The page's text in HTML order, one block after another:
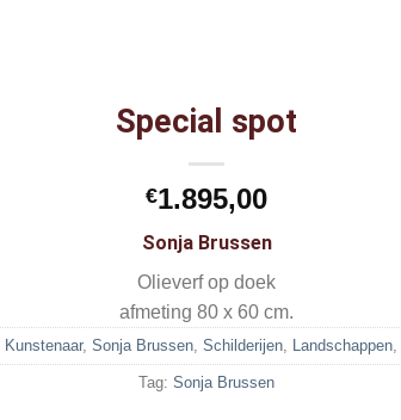
Special spot
€1.895,00
Sonja Brussen
Olieverf op doek
afmeting 80 x 60 cm.
Kunstenaar, Sonja Brussen, Schilderijen, Landschappen,
Tag: Sonja Brussen